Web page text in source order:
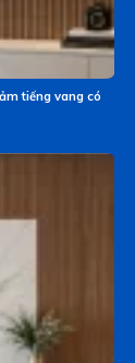
tiếng vang có